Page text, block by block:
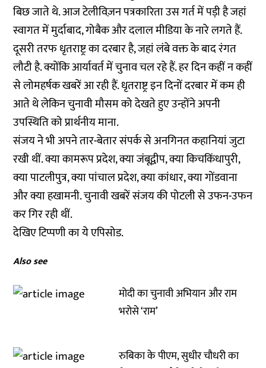
बिछ जाते थे. आज टेलीविज़न पत्रकारिता उस गर्त में पड़ी है जहां
स्वागत में मुर्दाबाद, गोबैक और दलाल मीडिया के नारे लगते हैं.
दूसरी तरफ धृतराष्ट्र का दरबार है, जहां लंबे वक्त के बाद रंगत
लौटी है. क्योंकि आर्यावर्त में चुनाव चल रहे हैं. हर दिन कहीं न कहीं
से लोमहर्षक खबरें आ रही हैं. धृतराष्ट्र इन दिनों दरबार में कम ही
आते थे लेकिन चुनावी मौसम को देखते हुए उन्होंने अपनी
उपस्थिति को प्रार्थनीय माना.
संजय ने भी अपने तार-बेतार संपर्क से अनगिनत कहानियां जुटा
रखी थीं. क्या कामरूप प्रदेश, क्या जंबूद्वीप, क्या किचकिंधापुरी,
क्या पाटलीपुत्र, क्या पांचाल प्रदेश, क्या कांधार, क्या गोंडवाना
और क्या हखामनी. चुनावी खबरें संजय की पोटली से उफन-उफन
कर गिर रही थीं.
देखिए टिप्पणी का ये एपिसोड.
Also see
मोदी का चुनावी अभियान और राम
भरोसे ‘राम’
रुबिका के पीएम, सुधीर चौधरी का